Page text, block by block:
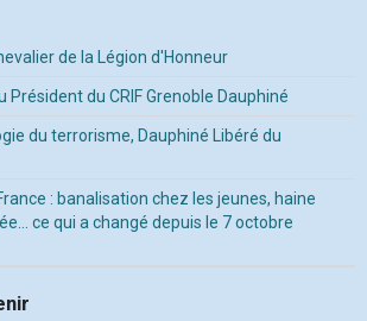
de la Légion d'Honneur
Président du CRIF Grenoble Dauphiné
du terrorisme, Dauphiné Libéré du
: banalisation chez les jeunes, haine
ce qui a changé depuis le 7 octobre